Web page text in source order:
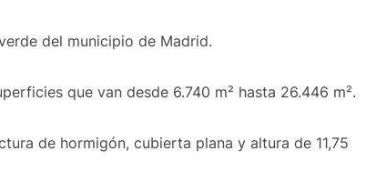
del municipio de Madrid.
que van desde 6.740 m² hasta 26.446 m².
de hormigón, cubierta plana y altura de 11,75